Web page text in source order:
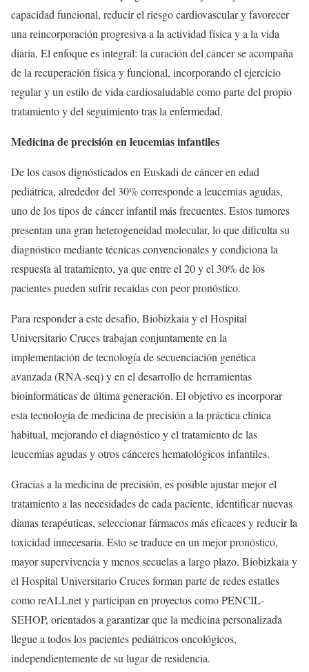
capacidad funcional, reducir el riesgo cardiovascular y favorecer
una reincorporación progresiva a la actividad física y a la vida
diaria. El enfoque es integral: la curación del cáncer se acompaña
de la recuperación física y funcional, incorporando el ejercicio
regular y un estilo de vida cardiosaludable como parte del propio
tratamiento y del seguimiento tras la enfermedad.
Medicina de precisión en leucemias infantiles
De los casos dignósticados en Euskadi de cáncer en edad
pediátrica, alrededor del 30% corresponde a leucemias agudas,
uno de los tipos de cáncer infantil más frecuentes. Estos tumores
presentan una gran heterogeneidad molecular, lo que dificulta su
diagnóstico mediante técnicas convencionales y condiciona la
respuesta al tratamiento, ya que entre el 20 y el 30% de los
pacientes pueden sufrir recaídas con peor pronóstico.
Para responder a este desafío, Biobizkaia y el Hospital
Universitario Cruces trabajan conjuntamente en la
implementación de tecnología de secuenciación genética
avanzada (RNA-seq) y en el desarrollo de herramientas
bioinformáticas de última generación. El objetivo es incorporar
esta tecnología de medicina de precisión a la práctica clínica
habitual, mejorando el diagnóstico y el tratamiento de las
leucemias agudas y otros cánceres hematológicos infantiles.
Gracias a la medicina de precisión, es posible ajustar mejor el
tratamiento a las necesidades de cada paciente, identificar nuevas
dianas terapéuticas, seleccionar fármacos más eficaces y reducir la
toxicidad innecesaria. Esto se traduce en un mejor pronóstico,
mayor supervivencia y menos secuelas a largo plazo. Biobizkaia y
el Hospital Universitario Cruces forman parte de redes estatles
como reALLnet y participan en proyectos como PENCIL-
SEHOP, orientados a garantizar que la medicina personalizada
llegue a todos los pacientes pediátricos oncológicos,
independientemente de su lugar de residencia.